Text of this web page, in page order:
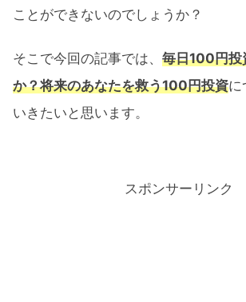
ことができないのでしょうか？
そこで今回の記事では、 毎日100円投
か？将来のあなたを救う100円投資に
いきたいと思います。
スポンサーリンク